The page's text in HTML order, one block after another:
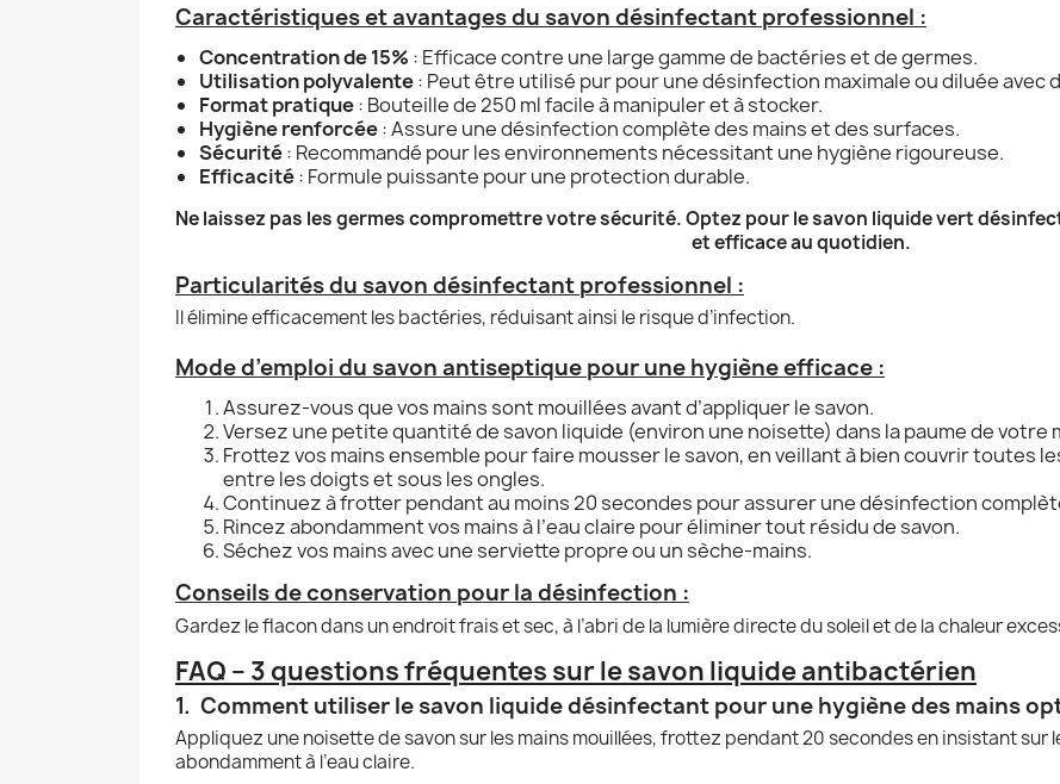
Caractéristiques et avantages du savon désinfectant professionnel :
Concentration de 15% : Efficace contre une large gamme de bactéries et de germes.
Utilisation polyvalente: Peut être utilisé pur pour une désinfection maximale ou diluée avec
Format pratique: Bouteille de 250 ml facile à manipuler et à stocker.
Hygiène renforcée: Assure une désinfection complète des mains et des surfaces.
Sécurité: Recommandé pour les environnements nécessitant une hygiène rigoureuse.
Efficacité: Formule puissante pour une protection durable.
Ne laissez pas les germes compromettre votre sécurité. Optez pour le savon liquide vert
et efficace au quotidien.
Particularités du savon désinfectant professionnel :
Il élimine efficacement les bactéries, réduisant ainsi le risque d’infection.
Mode d’emploi du savon antiseptique pour une hygiène efficace :
Assurez-vous que vos mains sont mouillées avant d’appliquer le savon.
Versez une petite quantité de savon liquide (environ une noisette) dans la paume de votre
Frottez vos mains ensemble pour faire mousser le savon, en veillant à bien couvrir toutes
entre les doigts et sous les ongles.
Continuez à frotter pendant au moins 20 secondes pour assurer une désinfection
Rincez abondamment vos mains à l’eau claire pour éliminer tout résidu de savon.
Séchez vos mains avec une serviette propre ou un sèche-mains.
Conseils de conservation pour la désinfection :
Gardez le flacon dans un endroit frais et sec, à l’abri de la lumière directe du soleil et de la chaleur
FAQ – 3 questions fréquentes sur le savon liquide antibactérien
1. Comment utiliser le savon liquide désinfectant pour une hygiène des mains
Appliquez une noisette de savon sur les mains mouillées, frottez pendant 20 secondes en insistant sur
abondamment à l’eau claire.